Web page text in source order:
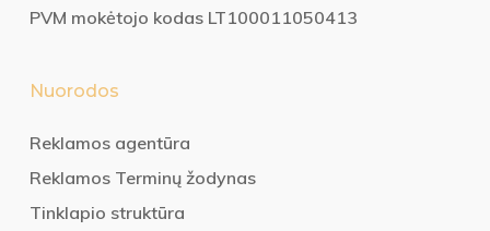
PVM mokėtojo kodas LT100011050413
Nuorodos
Reklamos agentūra
Reklamos Terminų žodynas
Tinklapio struktūra